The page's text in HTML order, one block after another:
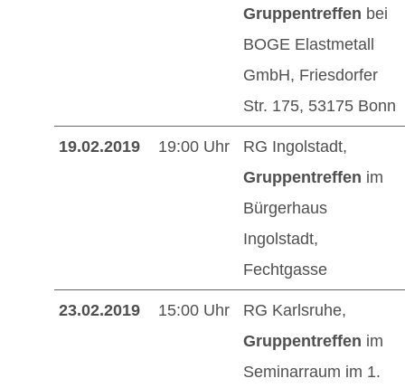
Gruppentreffen bei
BOGE Elastmetall
GmbH, Friesdorfer
Str. 175, 53175 Bonn
19.02.2019 19:00 Uhr
RG Ingolstadt,
Gruppentreffen im
Bürgerhaus
Ingolstadt,
Fechtgasse
23.02.2019 15:00 Uhr
RG Karlsruhe,
Gruppentreffen im
Seminarraum im 1.